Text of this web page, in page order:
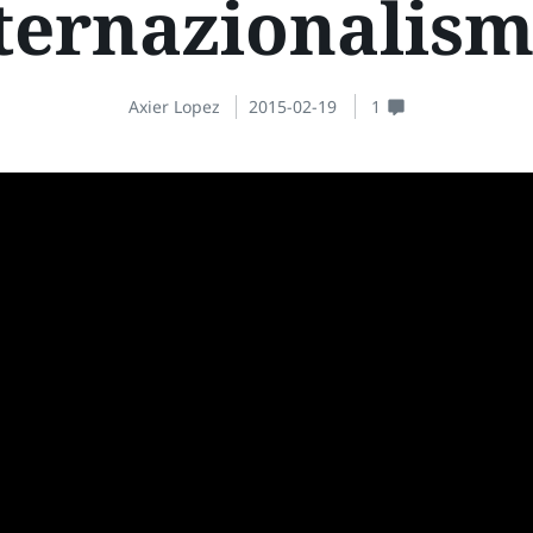
Axier Lopez 2015-02-19 1